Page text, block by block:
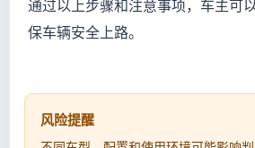
通过以上步骤和注意事项，车主可
保车辆安全上路。
风险提醒